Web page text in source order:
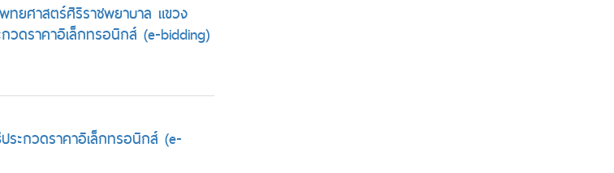
ทยศาสตร์ศิริราชพยาบาล แขวง
ดราคาอิเล็กทรอนิกส์ (e-bidding)
ระกวดราคาอิเล็กทรอนิกส์ (e-